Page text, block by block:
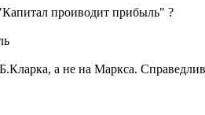
проиводит прибыль" ?
а не на Маркса.